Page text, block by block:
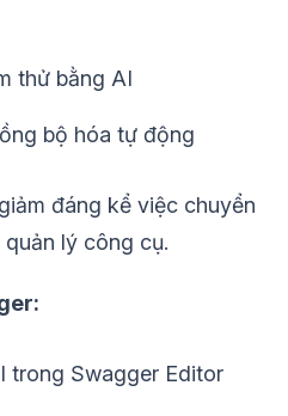
thử bằng AI
bộ hóa tự động
đáng kể việc chuyển
lý công cụ.
trong Swagger Editor